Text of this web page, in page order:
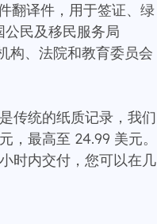
翻译件，用于签证、绿
民及移民服务局
构、法院和教育委员会
传统的纸质记录，我们
，最高至 24.99 美元。
时内交付，您可以在几